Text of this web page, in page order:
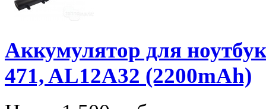
Аккумулятор для
471, AL12A32 (2200mAh)